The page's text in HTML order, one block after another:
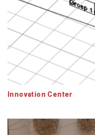
Innovation Center